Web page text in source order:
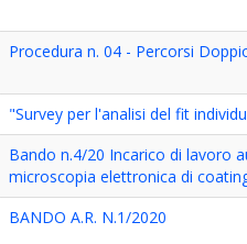
Procedura n. 04 - Percorsi
"Survey per l'analisi del fit
Bando n.4/20 Incarico di lavoro
microscopia elettronica di
BANDO A.R. N.1/2020